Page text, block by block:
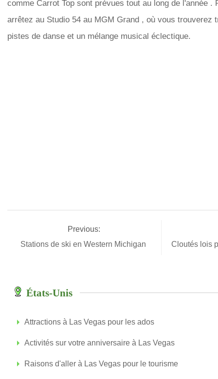
comme Carrot Top sont prévues tout au long de l'année .
arrêtez au Studio 54 au MGM Grand , où vous trouverez
pistes de danse et un mélange musical éclectique.
Previous:
Stations de ski en Western Michigan
Cloutés lois
États-Unis
Attractions à Las Vegas pour les ados
Activités sur votre anniversaire à Las Vegas
Raisons d'aller à Las Vegas pour le tourisme